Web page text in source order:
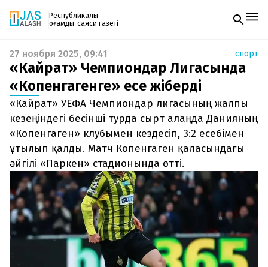
Республикалық
қоғамдық-саяси газеті
Жаңалықтар
Спорт
Live
Руханият
Аймақ
Архив
Заң және тәртіп
Редакциямен байланыс
+7 708 604 51 06
Жарнама бөлімі
+7 701 220 64 52
Пошта
zhasalash100@gmail.com
Газетке жазылу
PDF форматтағы газетті ай сайын электронды
поштаңызға алып отырыңыз. Жаңа нөмір
шыққан сәтте сізге бірден жіберіледі. Тек email
енгізіңіз, біз қалғанын өзіміз жібереміз.
27 ноября 2025, 09:41 спорт
«Кайрат» Чемпиондар Лигасында
«Копенгагенге» есе жіберді
«Кайрат» УЕФА Чемпиондар лигасының жалпы
кезеңіндегі бесінші турда сырт алаңда Данияның
«Копенгаген» клубымен кездесіп, 3:2 есебімен
ұтылып қалды. Матч Копенгаген қаласындағы
әйгілі «Паркен» стадионында өтті.